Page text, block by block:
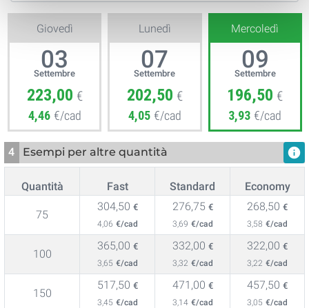
Giovedì
03
Settembre
223,00 €
4,46 €/cad
Lunedì
07
Settembre
202,50 €
4,05 €/cad
Mercoledì
09
Settembre
196,50 €
3,93 €/cad
4 Esempi per altre quantità info
Quantità Fast Standard Economy
75
304,50 €
4,06 €/cad
276,75 €
3,69 €/cad
268,50 €
3,58 €/cad
100
365,00 €
3,65 €/cad
332,00 €
3,32 €/cad
322,00 €
3,22 €/cad
150
517,50 €
3,45 €/cad
471,00 €
3,14 €/cad
457,50 €
3,05 €/cad